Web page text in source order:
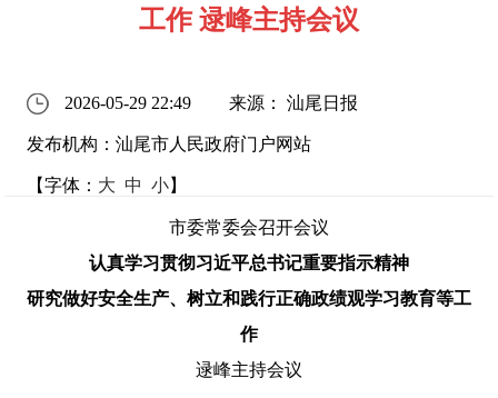
工作 逯峰主持会议
2026-05-29 22:49 来源： 汕尾日报
发布机构：汕尾市人民政府门户网站
【字体： 大 中 小】
市委常委会召开会议
认真学习贯彻习近平总书记重要指示精神
研究做好安全生产、 树立和践行正确政绩观学习教育等工
作
逯峰主持会议